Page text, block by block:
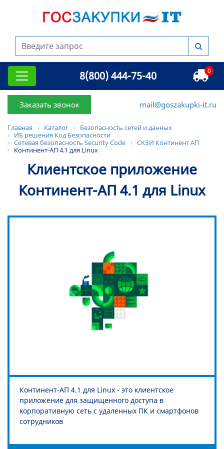
8(800) 444-75-40 0
Заказать звонок mail@goszakupki-it.ru
Главная Каталог
Безопасность сетей и данных
ИБ решения Код Безопасности
Сетевая безопасность Security Code
СКЗИ Континент АП
Континент-АП 4.1 для Linux
Клиентское приложение
Континент-АП 4.1 для Linux
Континент-АП 4.1 для Linux - это клиентское
приложение для защищенного доступа в
корпоративную сеть с удаленных ПК и смартфонов
сотрудников